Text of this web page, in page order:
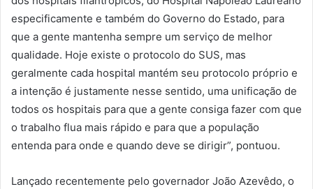
especificamente e também do Governo do Estado, para
que a gente mantenha sempre um serviço de melhor
qualidade. Hoje existe o protocolo do SUS, mas
geralmente cada hospital mantém seu protocolo próprio e
a intenção é justamente nesse sentido, uma unificação de
todos os hospitais para que a gente consiga fazer com que
o trabalho flua mais rápido e para que a população
entenda para onde e quando deve se dirigir”, pontuou.
Lançado recentemente pelo governador João Azevêdo, o